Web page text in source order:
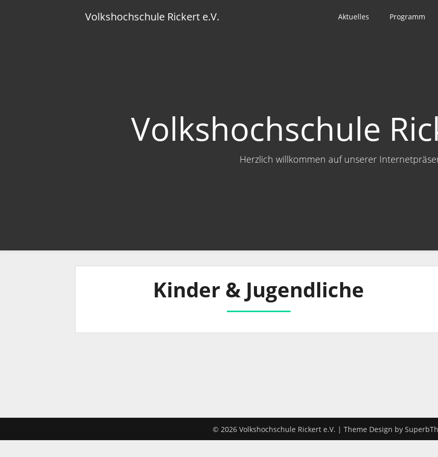
Volkshochschule Rickert e.V. Aktuelles Programm
Volkshochschule
Herzlich willkommen auf unserer
Kinder & Jugendliche
© 2026 Volkshochschule Rickert e.V. | Theme Design by